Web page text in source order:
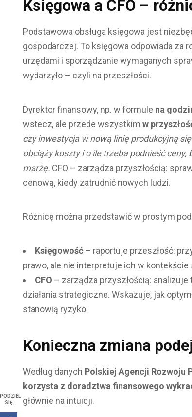
PODZIEL
SIĘ
Księgowa a CFO –
Podstawowa obsługa księgowa jest
gospodarczej. To księgowa odpowiada za
urzędami i sporządzanie wymaganych
wydarzyło – czyli na przeszłości.
Dyrektor finansowy, np. w formule na
wstecz, ale przede wszystkim w
czy inwestycja w nową linię produkcyjną
obciąży koszty i o ile trzeba podnieść
marżę. CFO – zarządza przyszłością:
cenową, kiedy zatrudnić nowych ludzi.
Różnicę można przedstawić w prostym
Księgowość – raportuje przeszłość:
prawo, ale nie interpretuje ich w
CFO – zarządza przyszłością:
działania strategiczne. Wskazuje, jak
stanowią ryzyko.
Konieczna zmiana
Według danych Polskiej Agencji Rozwoju
korzysta z doradztwa finansowego
głównie na intuicji.